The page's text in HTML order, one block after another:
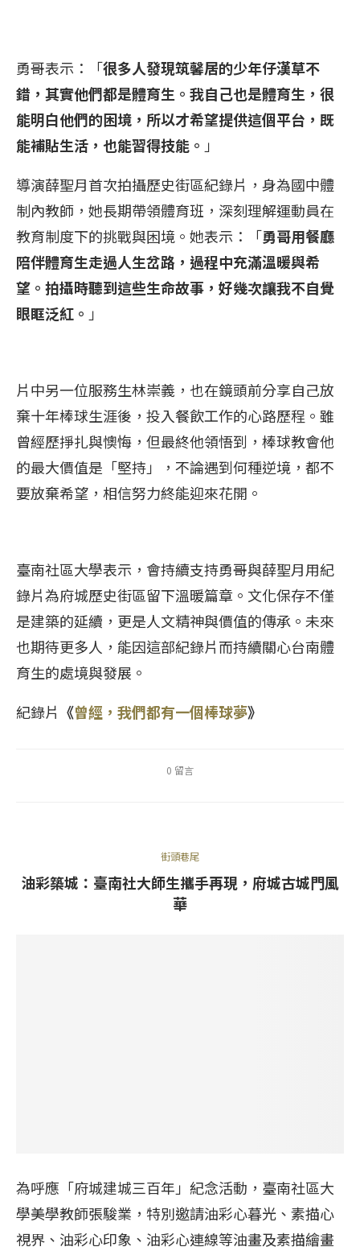
勇哥表示：「很多人發現筑馨居的少年仔漢草不
錯，其實他們都是體育生。我自己也是體育生，很
能明白他們的困境，所以才希望提供這個平台，既
能補貼生活，也能習得技能。 」
導演薛聖月首次拍攝歷史街區紀錄片，身為國中體
制內教師，她長期帶領體育班，深刻理解運動員在
教育制度下的挑戰與困境。她表示：「勇哥用餐廳
陪伴體育生走過人生岔路，過程中充滿溫暖與希
望。拍攝時聽到這些生命故事，好幾次讓我不自覺
眼眶泛紅。 」
片中另一位服務生林崇義，也在鏡頭前分享自己放
棄十年棒球生涯後，投入餐飲工作的心路歷程。雖
曾經歷掙扎與懊悔，但最終他領悟到，棒球教會他
的最大價值是「堅持」，不論遇到何種逆境，都不
要放棄希望，相信努力終能迎來花開。
臺南社區大學表示，會持續支持勇哥與薛聖月用紀
錄片為府城歷史街區留下溫暖篇章。文化保存不僅
是建築的延續，更是人文精神與價值的傳承。未來
也期待更多人，能因這部紀錄片而持續關心台南體
育生的處境與發展。
紀錄片 《曾經，我們都有一個棒球夢》
0 留言
街頭巷尾
油彩築城：臺南社大師生攜手再現，府城古城門風
華
為呼應「府城建城三百年」紀念活動，臺南社區大
學美學教師張駿業，特別邀請油彩心暮光、素描心
視界、油彩心印象、油彩心連線等油畫及素描繪畫